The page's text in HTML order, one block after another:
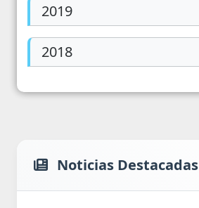
2019
2018
Noticias Destacadas